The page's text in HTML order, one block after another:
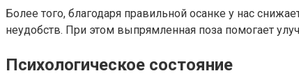
Более того, благодаря правильной осанке у нас
неудобств. При этом выпрямленная поза помогает
Психологическое состояние